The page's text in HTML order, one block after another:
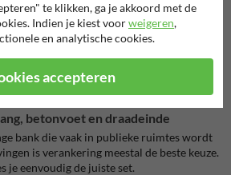
waar comfort belangrijk is en waar je echt
wilt creëren.
andere modellen en opstellingen? Bekijk
!
betonvoet en draadeinde
bank die vaak in publieke ruimtes wordt
is verankering meestal de beste keuze.
je eenvoudig de juiste set.
te klikken, ga je akkoord met de
Indien je kiest voorweigeren,
en analytische cookies.
accepteren